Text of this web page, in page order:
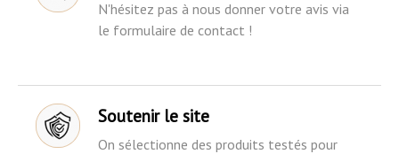
N'hésitez pas à nous donner votre avis via
le formulaire de contact !
Soutenir le site
On sélectionne des produits testés pour